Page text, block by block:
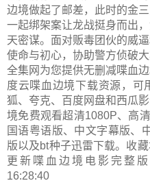
边境做起了邮差，此时的金
一起绑架案让龙战挺身而出
天密谋。面对贩毒团伙的威
使命与初心，协助警方侦破大
全集网为您提供无删减喋血
度云喋血边境下载资源，可
狐、夸克、百度网盘和西瓜
境免费观看超清1080P、高
国语粤语版、中文字幕版、
版以及bt种子迅雷下载。收
更新 喋血边境电影完整版
16:28:40